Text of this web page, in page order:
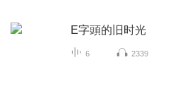
E字頭的旧时光
6 2339